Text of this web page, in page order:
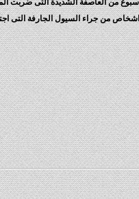
من جراء السيول الجارفة التى